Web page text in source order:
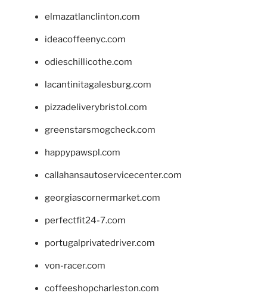
elmazatlanclinton.com
ideacoffeenyc.com
odieschillicothe.com
lacantinitagalesburg.com
pizzadeliverybristol.com
greenstarsmogcheck.com
happypawspl.com
callahansautoservicecenter.com
georgiascornermarket.com
perfectfit24-7.com
portugalprivatedriver.com
von-racer.com
coffeeshopcharleston.com